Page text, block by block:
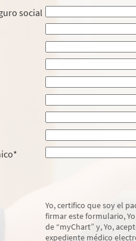
social
Yo, certifico que soy el
firmar este formulario,
de “myChart” y, Yo,
expediente médico